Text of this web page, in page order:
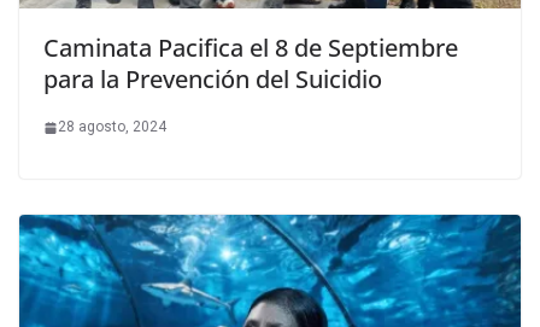
Caminata Pacifica el 8 de Septiembre
para la Prevención del Suicidio
28 agosto, 2024